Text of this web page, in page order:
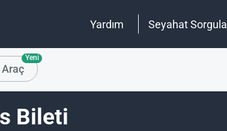
Yardım Seyahat Sorgula
Yeni
Bileti